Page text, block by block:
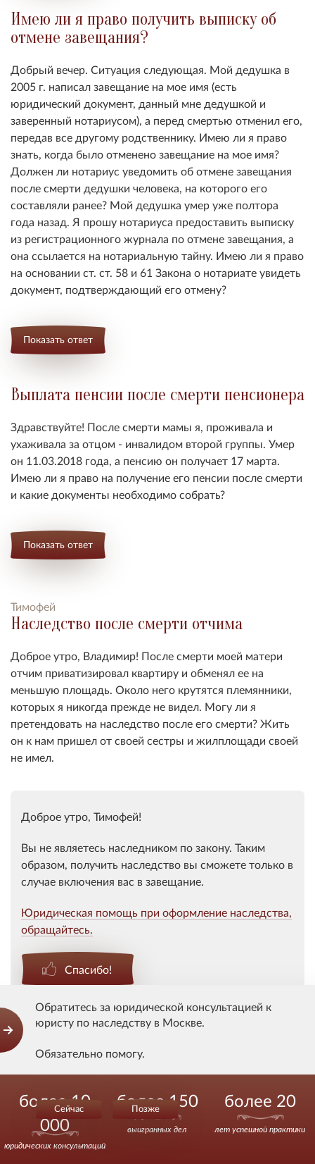
Имею ли я право получить выписку об
отмене завещания?
Добрый вечер. Ситуация следующая. Мой дедушка в
2005 г. написал завещание на мое имя (есть
юридический документ, данный мне дедушкой и
заверенный нотариусом), а перед смертью отменил его,
передав все другому родственнику. Имею ли я право
знать, когда было отменено завещание на мое имя?
Должен ли нотариус уведомить об отмене завещания
после смерти дедушки человека, на которого его
составляли ранее? Мой дедушка умер уже полтора
года назад. Я прошу нотариуса предоставить выписку
из регистрационного журнала по отмене завещания, а
она ссылается на нотариальную тайну. Имею ли я право
на основании ст. ст. 58 и 61 Закона о нотариате увидеть
документ, подтверждающий его отмену?
Показать ответ
Выплата пенсии после смерти пенсионера
Здравствуйте! После смерти мамы я, проживала и
ухаживала за отцом - инвалидом второй группы. Умер
он 11.03.2018 года, а пенсию он получает 17 марта.
Имею ли я право на получение его пенсии после смерти
и какие документы необходимо собрать?
Показать ответ
Тимофей
Наследство после смерти отчима
Доброе утро, Владимир! После смерти моей матери
отчим приватизировал квартиру и обменял ее на
меньшую площадь. Около него крутятся племянники,
которых я никогда прежде не видел. Могу ли я
претендовать на наследство после его смерти? Жить
он к нам пришел от своей сестры и жилплощади своей
не имел.
Доброе утро, Тимофей!
Вы не являетесь наследником по закону. Таким
образом, получить наследство вы сможете только в
случае включения вас в завещание.
Юридическая помощь при оформление наследства,
обращайтесь.
Спасибо!
Спасибо сказали 4 человека
Оставить комментарий
Ваше имя
Email (Не отображается на сайте)
Обратитесь за юридической консультацией к
юристу по наследству в Москве.
Обязательно помогу.
Сейчас Позже
более 10
000
юридических консультаций
более 150
выигранных дел
более 20
лет успешной практики